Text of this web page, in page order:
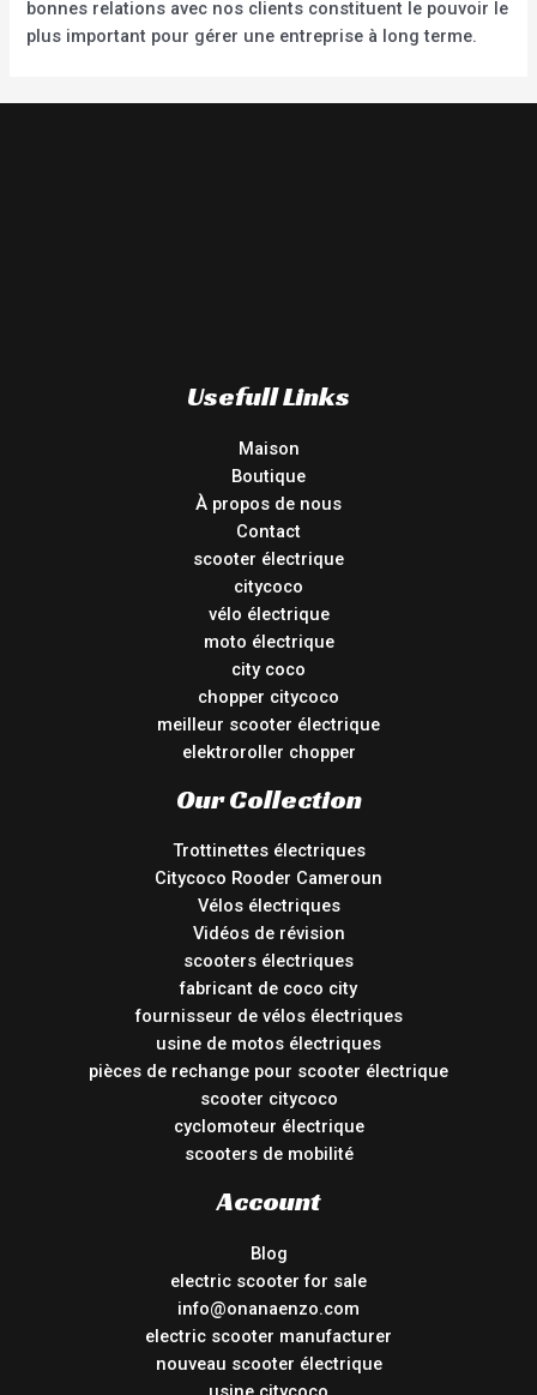
bonnes relations avec nos clients constituent le pouvoir le
plus important pour gérer une entreprise à long terme.
Usefull Links
Maison
Boutique
À propos de nous
Contact
scooter électrique
citycoco
vélo électrique
moto électrique
city coco
chopper citycoco
meilleur scooter électrique
elektroroller chopper
Our Collection
Trottinettes électriques
Citycoco Rooder Cameroun
Vélos électriques
Vidéos de révision
scooters électriques
fabricant de coco city
fournisseur de vélos électriques
usine de motos électriques
pièces de rechange pour scooter électrique
scooter citycoco
cyclomoteur électrique
scooters de mobilité
Account
Blog
electric scooter for sale
info@onanaenzo.com
electric scooter manufacturer
nouveau scooter électrique